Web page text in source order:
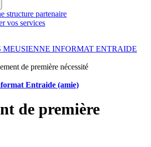
structure partenaire
vos services
MEUSIENNE INFORMAT ENTRAIDE
de première nécessité
Entraide (amie)
de première